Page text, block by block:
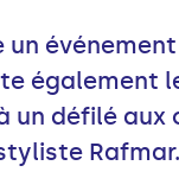
un
également
un défilé aux